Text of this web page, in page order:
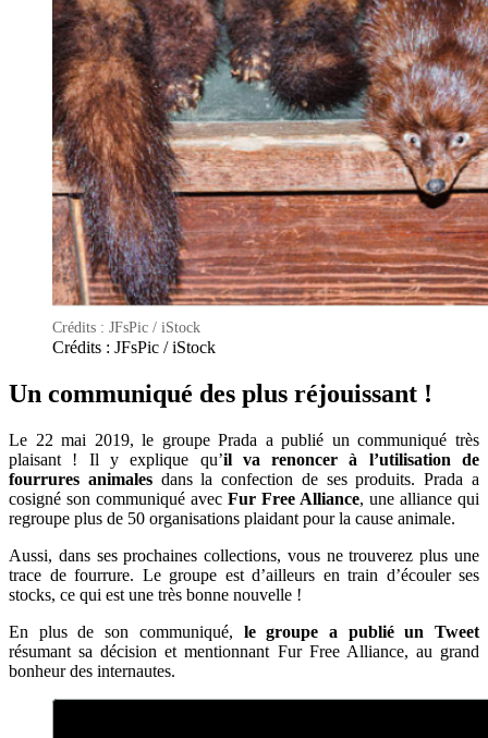
Crédits : JFsPic / iStock
Crédits : JFsPic / iStock
Un communiqué des plus réjouissant !
Le 22 mai 2019, le groupe Prada a publié un communiqué très
plaisant ! Il y explique qu’il va renoncer à l’utilisation de
fourrures animalesdans la confection de ses produits. Prada a
cosigné son communiqué avec Fur Free Alliance, une alliance qui
regroupe plus de 50 organisations plaidant pour la cause animale.
Aussi, dans ses prochaines collections, vous ne trouverez plus une
trace de fourrure. Le groupe est d’ailleurs en train d’écouler ses
stocks, ce qui est une très bonne nouvelle !
En plus de son communiqué, le groupe a publié un Tweet
résumant sa décision et mentionnant Fur Free Alliance, au grand
bonheur des internautes.